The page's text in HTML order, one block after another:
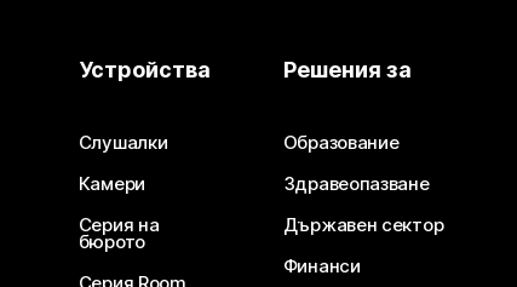
Устройства
Слушалки
Камери
Серия на
бюрото
Решения за
Образование
Здравеопазване
Държавен сектор
Финанси